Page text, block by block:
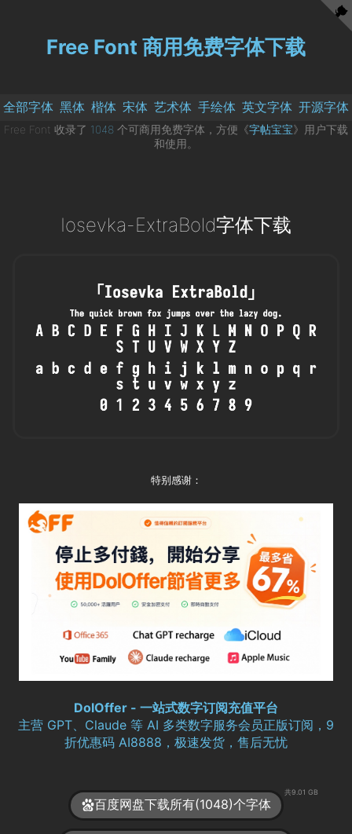
Free Font 商用免费字体下载
全部字体 黑体 楷体 宋体 艺术体 手绘体 英文字体 开源字体
Free Font 收录了 1048 个可商用免费字体，方便《字帖宝宝》用户下载
和使用。
Iosevka-ExtraBold字体下载
特别感谢：
DolOffer - 一站式数字订阅充值平台
主营 GPT、Claude 等 AI 多类数字服务会员正版订阅，9
折优惠码 AI8888，极速发货，售后无忧
百度网盘下载所有(1048)个字体
共9.01 GB